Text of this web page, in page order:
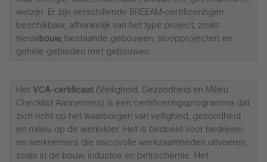
welzijn. Er zijn verschillende BREEAM-certificeringen
beschikbaar, afhankelijk van het type project, zoals
nieuwbouw, bestaande gebouwen, sloopprojecten en
gehele gebieden met gebouwen.
Het VCA-certificaat (Veiligheid, Gezondheid en Milieu
Checklist Aannemers) is een certificeringsprogramma dat
zich richt op het waarborgen van veiligheid, gezondheid
en milieu op de werkvloer. Het is bedoeld voor bedrijven
en werknemers die risicovolle werkzaamheden uitvoeren,
zoals in de bouw, industrie en petrochemie. Het